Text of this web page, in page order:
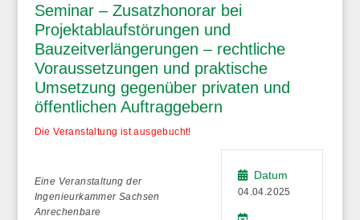
Seminar – Zusatzhonorar bei
Projektablaufstörungen und
Bauzeitverlängerungen – rechtliche
Voraussetzungen und praktische
Umsetzung gegenüber privaten und
öffentlichen Auftraggebern
Die Veranstaltung ist ausgebucht!
Eine Veranstaltung der
Ingenieurkammer Sachsen
Anrechenbare
Datum
04.04.2025